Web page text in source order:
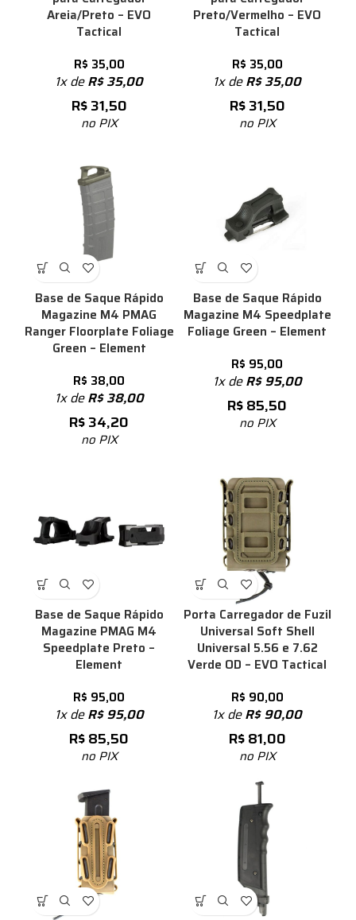
Areia/Preto – EVO
Tactical
R$ 35,00
1x deR$35,00
R$31,50
no PIX
Preto/Vermelho – EVO
Tactical
R$ 35,00
1x deR$35,00
R$31,50
no PIX
Base de Saque Rápido
Magazine M4 PMAG
Ranger Floorplate Foliage
Green – Element
R$ 38,00
1x deR$38,00
R$34,20
no PIX
Base de Saque Rápido
Magazine M4 Speedplate
Foliage Green – Element
R$ 95,00
1x deR$95,00
R$85,50
no PIX
Base de Saque Rápido
Magazine PMAG M4
Speedplate Preto –
Element
R$ 95,00
1x deR$95,00
R$85,50
no PIX
Porta Carregador de Fuzil
Universal Soft Shell
Universal 5.56 e 7.62
Verde OD – EVO Tactical
R$ 90,00
1x deR$90,00
R$81,00
no PIX